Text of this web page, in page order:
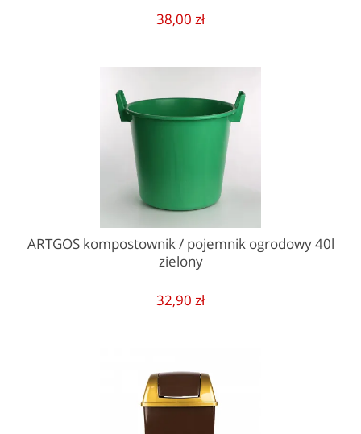
38,00 zł
ARTGOS kompostownik / pojemnik ogrodowy 40l
zielony
32,90 zł